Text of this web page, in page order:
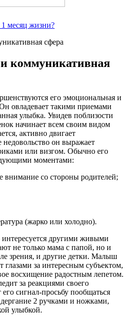
1 месяц жизни?
коммуникативная
его эмоциональная и
овладевает такими приемами
улыбка. Увидев поблизости
начинает всем своим видом
активно двигает
недовольство он выражает
или визгом. Обычно его
моментами:
внимание со стороны родителей;
(жарко или холодно).
другими живыми
не только мама с папой, но и
зрения, и другие детки. Малыш
глазами за интересным субъектом,
восхищение радостным лепетом.
за реакциями своего
сигнал-просьбу пообщаться
2 ручками и ножками,
улыбкой.